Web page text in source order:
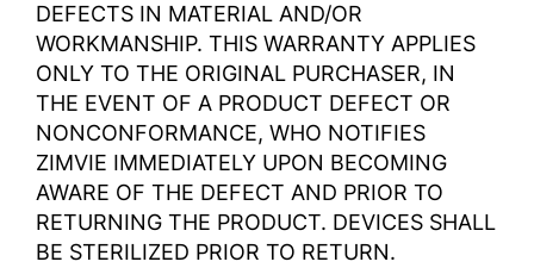
DEFECTS IN MATERIAL AND/OR
WORKMANSHIP. THIS WARRANTY APPLIES
ONLY TO THE ORIGINAL PURCHASER, IN
THE EVENT OF A PRODUCT DEFECT OR
NONCONFORMANCE, WHO NOTIFIES
ZIMVIE IMMEDIATELY UPON BECOMING
AWARE OF THE DEFECT AND PRIOR TO
RETURNING THE PRODUCT. DEVICES SHALL
BE STERILIZED PRIOR TO RETURN.